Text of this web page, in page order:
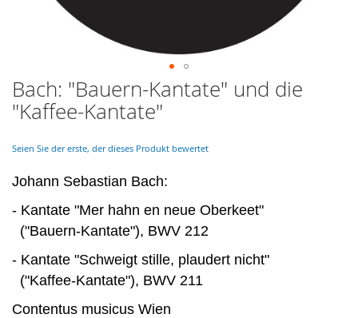
Skip
to
the
of
images
Bach: "Bauern-Kantate" und die
"Kaffee-Kantate"
Seien Sie der erste, der dieses Produkt bewertet
Johann Sebastian Bach:
- Kantate "Mer hahn en neue Oberkeet"
("Bauern-Kantate"), BWV 212
- Kantate "Schweigt stille, plaudert nicht"
("Kaffee-Kantate"), BWV 211
Contentus musicus Wien